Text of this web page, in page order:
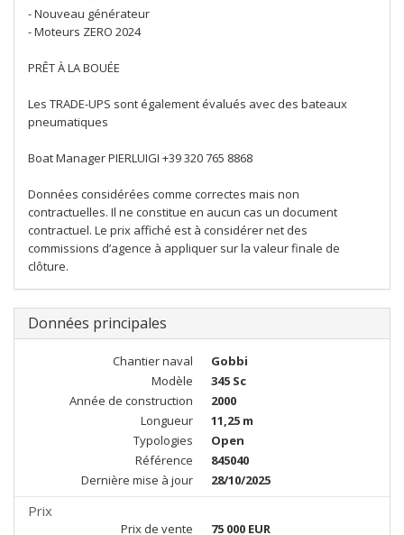
- Nouveau générateur
- Moteurs ZERO 2024
PRÊT À LA BOUÉE
Les TRADE-UPS sont également évalués avec des bateaux
pneumatiques
Boat Manager PIERLUIGI +39 320 765 8868
Données considérées comme correctes mais non
contractuelles. Il ne constitue en aucun cas un document
contractuel. Le prix affiché est à considérer net des
commissions d’agence à appliquer sur la valeur finale de
clôture.
Données principales
Chantier naval
Gobbi
Modèle
345 Sc
Année de construction
2000
Longueur
11,25 m
Typologies
Open
Référence
845040
Dernière mise à jour
28/10/2025
Prix
Prix de vente
75 000 EUR